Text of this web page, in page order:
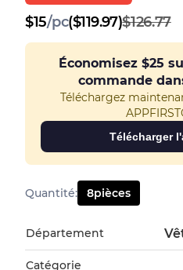
$15/pc($119.97)$126.77
Économisez $25
commande
Téléchargez
Télécharger
Quantité: 8pièces
Département
Catégorie